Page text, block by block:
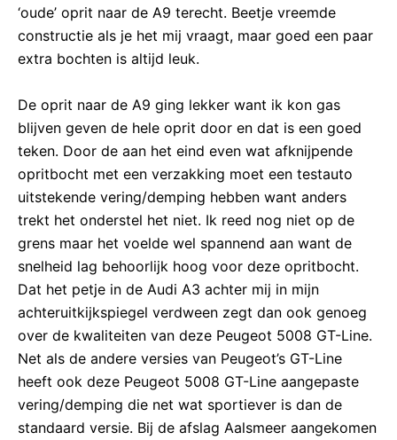
‘oude’ oprit naar de A9 terecht. Beetje vreemde
constructie als je het mij vraagt, maar goed een paar
extra bochten is altijd leuk.
De oprit naar de A9 ging lekker want ik kon gas
blijven geven de hele oprit door en dat is een goed
teken. Door de aan het eind even wat afknijpende
opritbocht met een verzakking moet een testauto
uitstekende vering/demping hebben want anders
trekt het onderstel het niet. Ik reed nog niet op de
grens maar het voelde wel spannend aan want de
snelheid lag behoorlijk hoog voor deze opritbocht.
Dat het petje in de Audi A3 achter mij in mijn
achteruitkijkspiegel verdween zegt dan ook genoeg
over de kwaliteiten van deze Peugeot 5008 GT-Line.
Net als de andere versies van Peugeot’s GT-Line
heeft ook deze Peugeot 5008 GT-Line aangepaste
vering/demping die net wat sportiever is dan de
standaard versie. Bij de afslag Aalsmeer aangekomen